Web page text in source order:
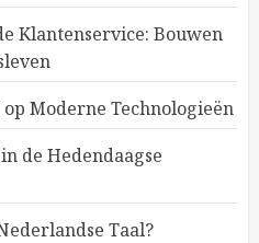
Klantenservice: Bouwen
Moderne Technologieën
de Hedendaagse
Taal?